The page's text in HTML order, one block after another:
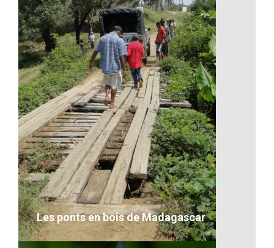
Artisanat-Dans la construction
VOIR LE DÉTAIL
Les ponts en bois de Madagascar